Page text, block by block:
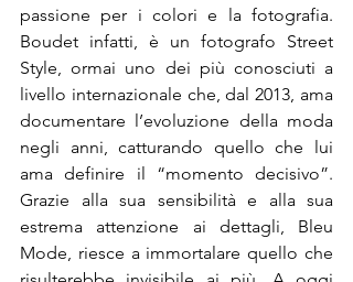
passione per i colori e la fotografia.
Boudet infatti, è un fotografo Street
Style, ormai uno dei più conosciuti a
livello internazionale che, dal 2013, ama
documentare l’evoluzione della moda
negli anni, catturando quello che lui
ama definire il “momento decisivo”.
Grazie alla sua sensibilità e alla sua
estrema attenzione ai dettagli, Bleu
Mode, riesce a immortalare quello che